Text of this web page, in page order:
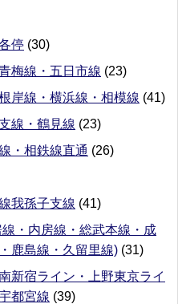
停 (30)
梅線・五日市線 (23)
岸線・横浜線・相模線 (41)
線・鶴見線 (23)
・相鉄線直通 (26)
我孫子支線 (41)
・内房線・総武本線・成
鹿島線・久留里線) (31)
新宿ライン・上野東京ライ
都宮線 (39)